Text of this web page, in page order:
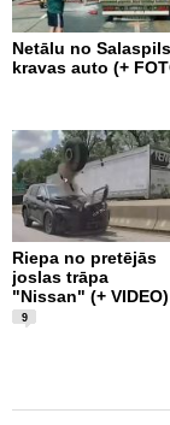
Netālu no
kravas auto (+
Riepa no pretējās
joslas trāpa
"Nissan" (+ VIDEO)
9